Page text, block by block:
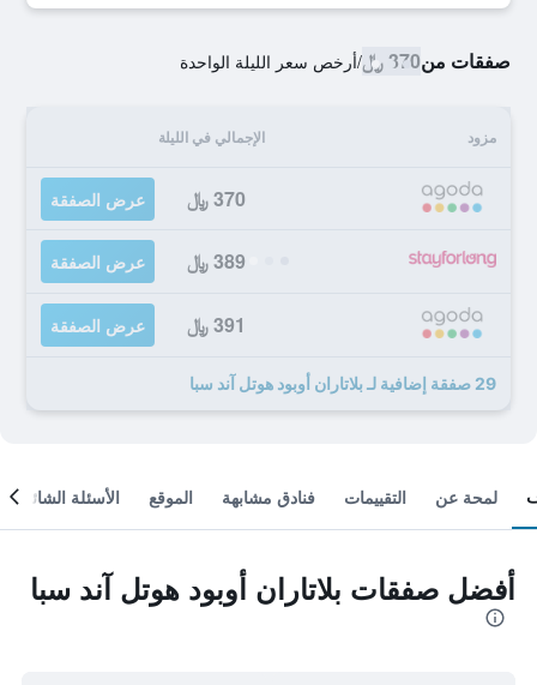
صفقات من370 ﷼ /أرخص سعر الليلة الواحدة
مزود الإجمالي في الليلة
370 ﷼ عرض الصفقة
389 ﷼ عرض الصفقة
391 ﷼ عرض الصفقة
29 صفقة إضافية لـ بلاتاران أوبود هوتل آند سبا
لمحة عن التقييمات فنادق مشابهة الموقع الأسئلة الشائعة
أفضل صفقات بلاتاران أوبود هوتل آند سبا